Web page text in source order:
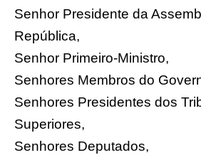
Senhor Presidente da
República,
Senhor Primeiro-Ministro,
Senhores Membros do
Senhores Presidentes dos
Superiores,
Senhores Deputados,